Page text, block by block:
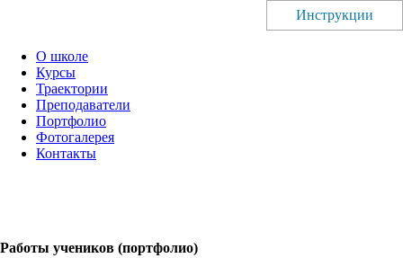
О школе
Курсы
Траектории
Преподаватели
Портфолио
Фотогалерея
Контакты
Работы учеников (портфолио)
Инструкции